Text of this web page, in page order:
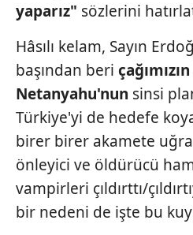
yaparız" sözlerini
Hâsılı kelam, Sayın
başından beri
Netanyahu'nun sinsi
Türkiye'yi de hedefe
birer birer akamete
önleyici ve öldürücü
vampirleri çıldırttı/
bir nedeni de işte bu